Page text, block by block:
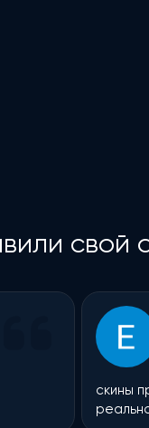
свой
скины